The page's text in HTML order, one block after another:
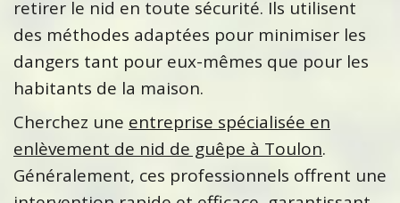
retirer le nid en toute sécurité. Ils utilisent
des méthodes adaptées pour minimiser les
dangers tant pour eux-mêmes que pour les
habitants de la maison.
Cherchez une entreprise spécialisée en
enlèvement de nid de guêpe à Toulon.
Généralement, ces professionnels offrent une